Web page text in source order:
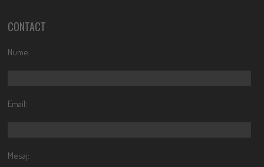
CONTACT
Nume:
Email:
Mesaj: